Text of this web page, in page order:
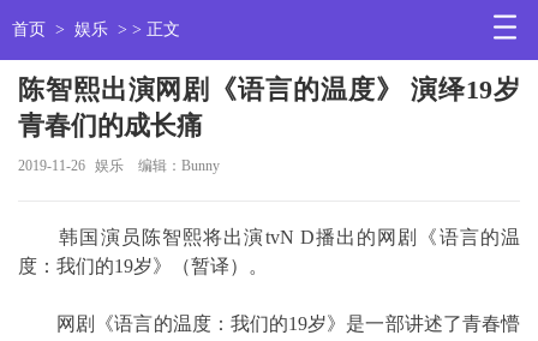
首页 > 娱乐 > > 正文
陈智熙出演网剧《语言的温度》 演绎19岁
青春们的成长痛
2019-11-26 娱乐 编辑：Bunny
韩国演员陈智熙将出演tvN D播出的网剧《语言的温
度：我们的19岁》（暂译）。
网剧《语言的温度：我们的19岁》是一部讲述了青春懵